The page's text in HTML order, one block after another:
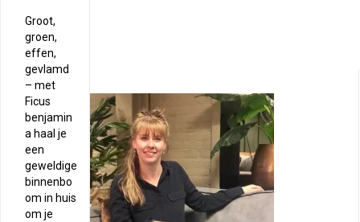
Groot,
groen,
effen,
gevlamd
– met
Ficus
benjamin
a haal je
een
geweldige
binnenbo
om in huis
om je